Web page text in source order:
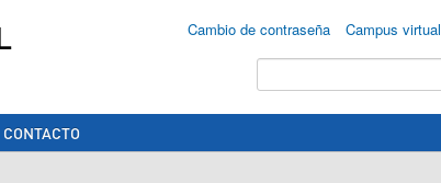
Cambio de contraseña Campus virtual
CONTACTO